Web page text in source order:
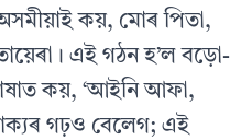
কয়, মোৰ পিতা,
এই গঠন হ’ল বড়ো-
কয়, ‘আইনি আফা,
গঢ়ও বেলেগ; এই